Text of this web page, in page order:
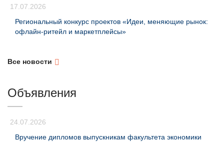
17.07.2026
Региональный конкурс проектов «Идеи, меняющие рынок:
офлайн-ритейл и маркетплейсы»
Все новости
Объявления
24.07.2026
Вручение дипломов выпускникам факультета экономики